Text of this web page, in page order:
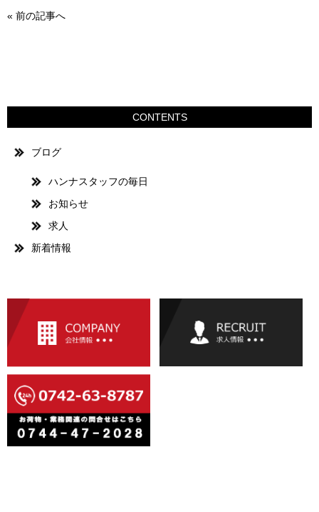
« 前の記事へ
CONTENTS
ブログ
ハンナスタッフの毎日
お知らせ
求人
新着情報